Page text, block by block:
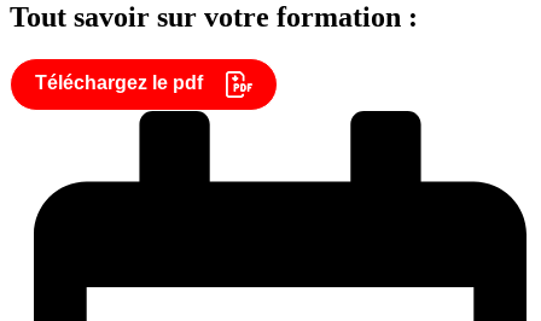
Tout savoir sur votre formation :
Téléchargez le pdf